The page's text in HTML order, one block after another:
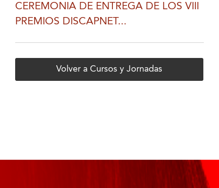
CEREMONIA DE ENTREGA DE LOS VIII
PREMIOS DISCAPNET...
Volver a Cursos y Jornadas